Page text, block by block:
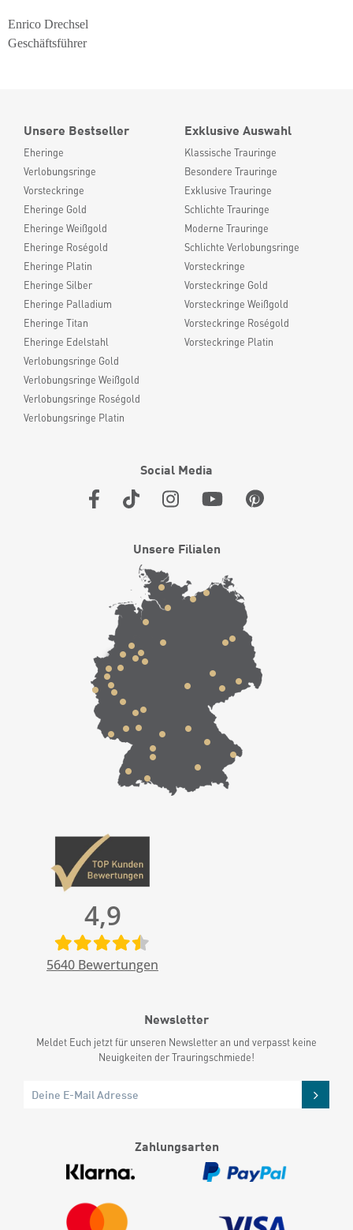
Enrico Drechsel
Geschäftsführer
Unsere Bestseller
Eheringe
Verlobungsringe
Vorsteckringe
Eheringe Gold
Eheringe Weißgold
Eheringe Roségold
Eheringe Platin
Eheringe Silber
Eheringe Palladium
Eheringe Titan
Eheringe Edelstahl
Verlobungsringe Gold
Verlobungsringe Weißgold
Verlobungsringe Roségold
Verlobungsringe Platin
Exklusive Auswahl
Klassische Trauringe
Besondere Trauringe
Exklusive Trauringe
Schlichte Trauringe
Moderne Trauringe
Schlichte Verlobungsringe
Vorsteckringe
Vorsteckringe Gold
Vorsteckringe Weißgold
Vorsteckringe Roségold
Vorsteckringe Platin
Social Media
Unsere Filialen
4,9
5640 Bewertungen
Newsletter
Meldet Euch jetzt für unseren Newsletter an und verpasst keine
Neuigkeiten der Trauringschmiede!
Zahlungsarten